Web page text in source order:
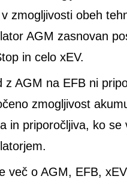
zmogljivosti obeh
AGM zasnovan
in celo xEV.
z AGM na EFB ni
zmogljivost
in priporočljiva, ko
več o AGM, EFB,